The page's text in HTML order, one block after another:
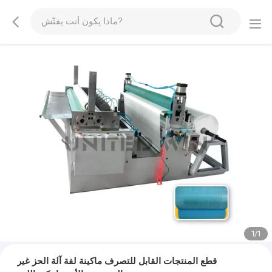
1/1
قطع المنتجات القابل للتصرف ماكينة لفة آلة الحز غير